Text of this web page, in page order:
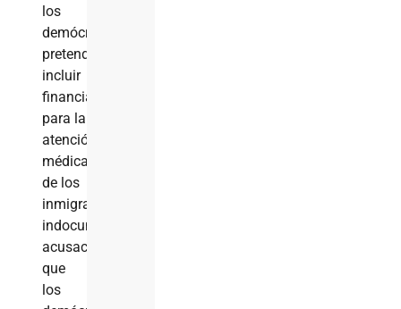
los
demócratas
pretenden
incluir
financiación
para la
atención
médica
de los
inmigrantes
indocumentados,
acusación
que
los